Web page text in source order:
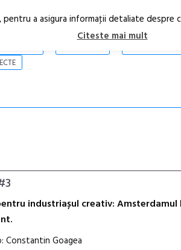
industriașul creativ:
Constantin Goagea
a asigura informaţii detaliate
Citeste mai mult